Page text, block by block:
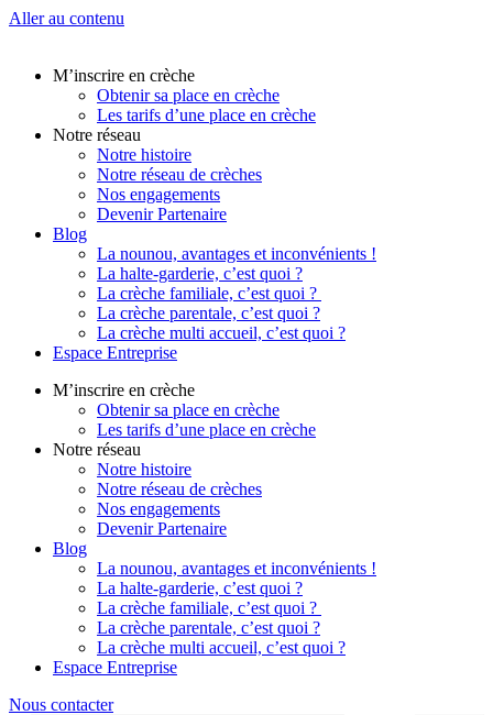
Aller au contenu
M’inscrire en crèche
Obtenir sa place en crèche
Les tarifs d’une place en crèche
Notre réseau
Notre histoire
Notre réseau de crèches
Nos engagements
Devenir Partenaire
Blog
La nounou, avantages et inconvénients !
La halte-garderie, c’est quoi ?
La crèche familiale, c’est quoi ?
La crèche parentale, c’est quoi ?
La crèche multi accueil, c’est quoi ?
Espace Entreprise
M’inscrire en crèche
Obtenir sa place en crèche
Les tarifs d’une place en crèche
Notre réseau
Notre histoire
Notre réseau de crèches
Nos engagements
Devenir Partenaire
Blog
La nounou, avantages et inconvénients !
La halte-garderie, c’est quoi ?
La crèche familiale, c’est quoi ?
La crèche parentale, c’est quoi ?
La crèche multi accueil, c’est quoi ?
Espace Entreprise
Nous contacter